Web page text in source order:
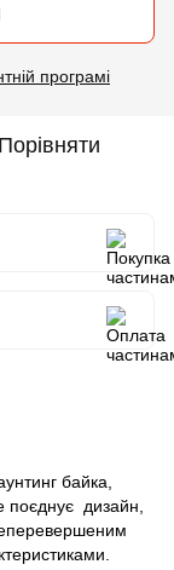
програмі
Порівняти
байка,
поєднує дизайн,